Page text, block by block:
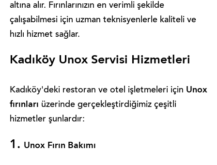
altına alır. Fırınlarınızın en verimli şekilde
çalışabilmesi için uzman teknisyenlerle kaliteli ve
hızlı hizmet sağlar.
Kadıköy Unox Servisi Hizmetleri
Kadıköy'deki restoran ve otel işletmeleri için Unox
fırınları üzerinde gerçekleştirdiğimiz çeşitli
hizmetler şunlardır:
1. Unox Fırın Bakımı